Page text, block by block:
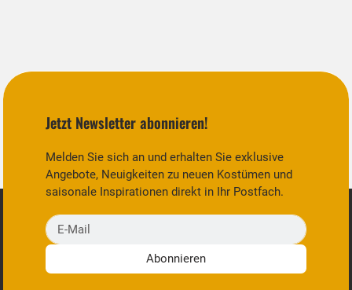
Jetzt Newsletter abonnieren!
Melden Sie sich an und erhalten Sie exklusive
Angebote, Neuigkeiten zu neuen Kostümen und
saisonale Inspirationen direkt in Ihr Postfach.
E-Mail
Abonnieren